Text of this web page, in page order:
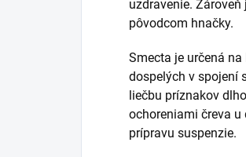
uzdravenie.
pôvodcom hnačky.
Smecta je určená
dospelých v spojení
liečbu príznakov
ochoreniami čreva u
prípravu suspenzie.